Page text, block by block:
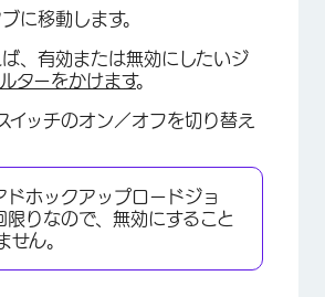
に移動します。
、有効または無効にしたいジ
ターをかけます。
イッチのオン／オフを切り替え
ドホックアップロードジョ
限りなので、無効にすること
せん。